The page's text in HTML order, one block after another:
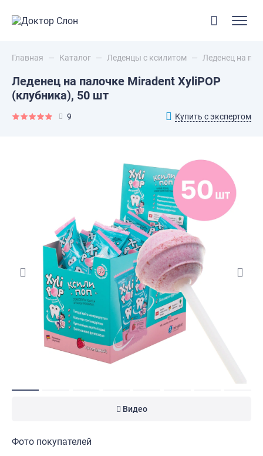
Главная — Каталог — Леденцы с ксилитом — Леденец на
Леденец на палочке Miradent XyliPOP
(клубника), 50 шт
9 Купить с экспертом
Видео
Фото покупателей